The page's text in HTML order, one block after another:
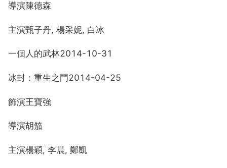
導演陳德森
主演甄子丹, 楊采妮, 白冰
一個人的武林2014-10-31
冰封：重生之門2014-04-25
飾演王寶強
導演胡笳
主演楊穎, 李晨, 鄭凱